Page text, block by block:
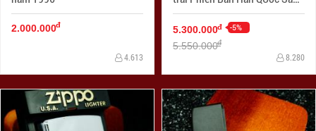
2.000.000đ
4.613
Xuất Năm 2006
5.300.000đ -5%
5.550.000đ
8.280